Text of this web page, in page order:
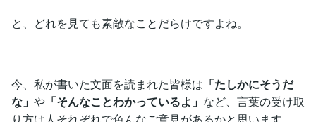
と、どれを見ても素敵なことだらけですよね。
今、私が書いた文面を読まれた皆様は 「たしかにそうだ
な」 や 「そんなことわかっているよ」 など、言葉の受け取
り方は人それぞれで色んなご意見があるかと思います。